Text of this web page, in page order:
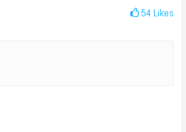
54 Likes